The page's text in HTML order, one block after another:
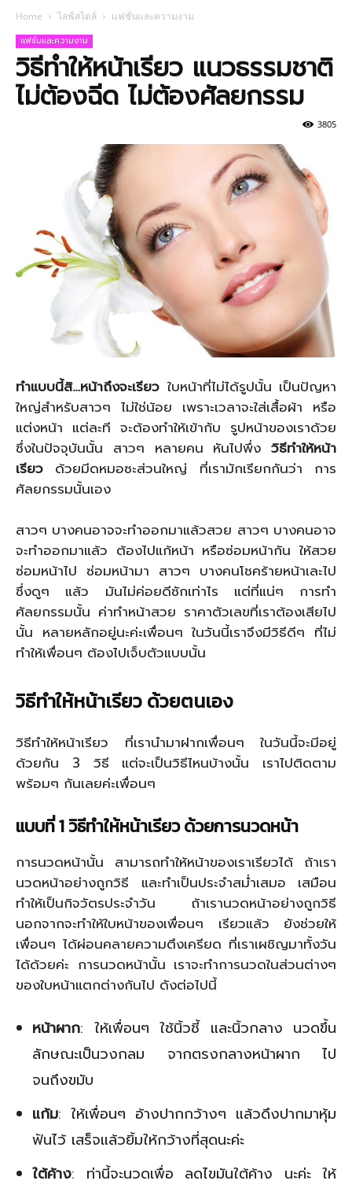
Home ไลฟ์สไตล์ แฟชั่นและความงาม
แฟชั่นและความงาม
วิธีทำให้หน้าเรียว แนวธรรมชาติ
ไม่ต้องฉีด ไม่ต้องศัลยกรรม
3805
ทำแบบนี้สิ…หน้าถึงจะเรียวใบหน้าที่ไม่ได้รูปนั้น เป็นปัญหา
ใหญ่สำหรับสาวๆ ไม่ใช่น้อย เพราะเวลาจะใส่เสื้อผ้า หรือ
แต่งหน้า แต่ละที จะต้องทำให้เข้ากับ รูปหน้าของเราด้วย
ซึ่งในปัจจุบันนั้น สาวๆ หลายคน หันไปพึ่ง วิธีทำให้หน้า
เรียว ด้วยมีดหมอซะส่วนใหญ่ ที่เรามักเรียกกันว่า การ
ศัลยกรรมนั้นเอง
สาวๆ บางคนอาจจะทำออกมาแล้วสวย สาวๆ บางคนอาจ
จะทำออกมาแล้ว ต้องไปแก้หน้า หรือซ่อมหน้ากัน ให้สวย
ซ่อมหน้าไป ซ่อมหน้ามา สาวๆ บางคนโชคร้ายหน้าเละไป
ซึ่งดูๆ แล้ว มันไม่ค่อยดีซักเท่าไร แต่ที่แน่ๆ การทำ
ศัลยกรรมนั้น ค่าทำหน้าสวย ราคาตัวเลขที่เราต้องเสียไป
นั้น หลายหลักอยู่นะค่ะเพื่อนๆ ในวันนี้เราจึงมีวิธีดีๆ ที่ไม่
ทำให้เพื่อนๆ ต้องไปเจ็บตัวแบบนั้น
วิธีทำให้หน้าเรียว ด้วยตนเอง
วิธีทำให้หน้าเรียว ที่เรานำมาฝากเพื่อนๆ ในวันนี้จะมีอยู่
ด้วยกัน 3 วิธี แต่จะเป็นวิธีไหนบ้างนั้น เราไปติดตาม
พร้อมๆ กันเลยค่ะเพื่อนๆ
แบบที่1 วิธีทำให้หน้าเรียว ด้วยการนวดหน้า
การนวดหน้านั้น สามารถทำให้หน้าของเราเรียวได้ ถ้าเรา
นวดหน้าอย่างถูกวิธี และทำเป็นประจำสม่ำเสมอ เสมือน
ทำให้เป็นกิจวัตรประจำวัน ถ้าเรานวดหน้าอย่างถูกวิธี
นอกจากจะทำให้ใบหน้าของเพื่อนๆ เรียวแล้ว ยังช่วยให้
เพื่อนๆ ได้ผ่อนคลายความตึงเครียด ที่เราเผชิญมาทั้งวัน
ได้ด้วยค่ะ การนวดหน้านั้น เราจะทำการนวดในส่วนต่างๆ
ของใบหน้าแตกต่างกันไป ดังต่อไปนี้
หน้าผาก: ให้เพื่อนๆ ใช้นิ้วชี้ และนิ้วกลาง นวดขึ้น
ลักษณะเป็นวงกลม จากตรงกลางหน้าผาก ไป
จนถึงขมับ
แก้ม: ให้เพื่อนๆ อ้างปากกว้างๆ แล้วดึงปากมาหุ้ม
ฟันไว้ เสร็จแล้วยิ้มให้กว้างที่สุดนะค่ะ
ใต้ค้าง: ท่านี้จะนวดเพื่อ ลดไขมันใต้ค้าง นะค่ะ ให้